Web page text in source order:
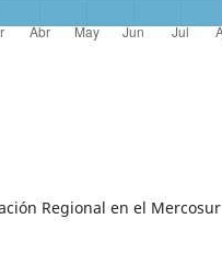
Regional en el Mercosur